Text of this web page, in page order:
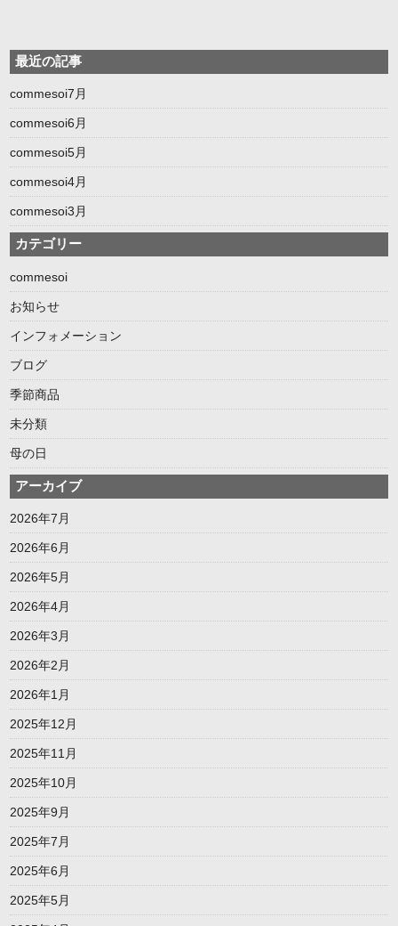
最近の記事
commesoi7月
commesoi6月
commesoi5月
commesoi4月
commesoi3月
カテゴリー
commesoi
お知らせ
インフォメーション
ブログ
季節商品
未分類
母の日
アーカイブ
2026年7月
2026年6月
2026年5月
2026年4月
2026年3月
2026年2月
2026年1月
2025年12月
2025年11月
2025年10月
2025年9月
2025年7月
2025年6月
2025年5月